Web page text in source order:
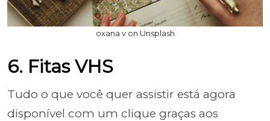
oxana v on Unsplash
6. Fitas VHS
Tudo o que você quer assistir está agora
disponível com um clique graças aos